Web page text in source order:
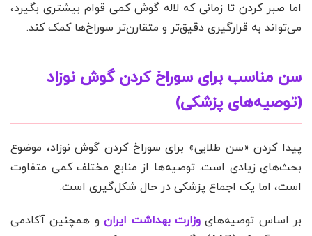
اما صبر کردن تا زمانی که لاله گوش کمی قوام بیشتری بگیرد،
می‌تواند به قرارگیری دقیق‌تر و متقارن‌تر سوراخ‌ها کمک کند.
سن مناسب برای سوراخ کردن گوش نوزاد
(توصیه‌های پزشکی)
پیدا کردن «سن طلایی» برای سوراخ کردن گوش نوزاد، موضوع
بحث‌های زیادی است. توصیه‌ها از منابع مختلف کمی متفاوت
است، اما یک اجماع پزشکی در حال شکل‌گیری است.
بر اساس توصیه‌هایوزارت بهداشت ایرانو همچنین آکادمی